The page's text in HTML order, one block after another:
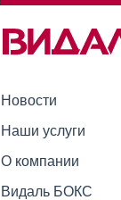
Новости
Наши услуги
О компании
Видаль БОКС